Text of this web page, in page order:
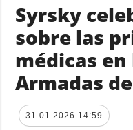
Syrsky
sobre las
médicas en
Armadas
31.01.2026 14:59